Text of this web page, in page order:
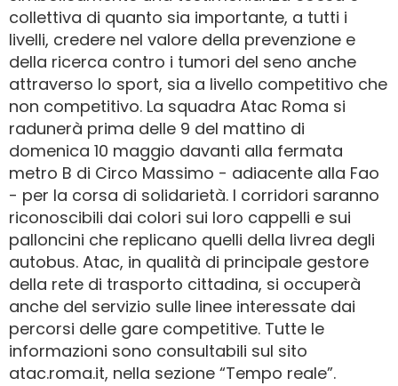
collettiva di quanto sia importante, a tutti i
livelli, credere nel valore della prevenzione e
della ricerca contro i tumori del seno anche
attraverso lo sport, sia a livello competitivo che
non competitivo. La squadra Atac Roma si
radunerà prima delle 9 del mattino di
domenica 10 maggio davanti alla fermata
metro B di Circo Massimo - adiacente alla Fao
- per la corsa di solidarietà. I corridori saranno
riconoscibili dai colori sui loro cappelli e sui
palloncini che replicano quelli della livrea degli
autobus. Atac, in qualità di principale gestore
della rete di trasporto cittadina, si occuperà
anche del servizio sulle linee interessate dai
percorsi delle gare competitive. Tutte le
informazioni sono consultabili sul sito
atac.roma.it, nella sezione “Tempo reale”.